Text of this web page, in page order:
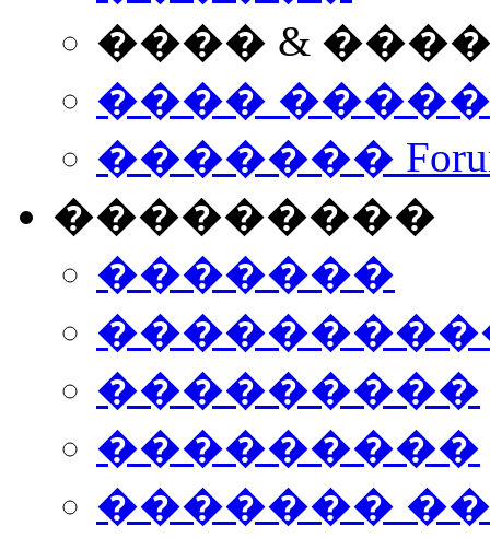
���� &
����
�������
���������
�������
���������
���������
�������